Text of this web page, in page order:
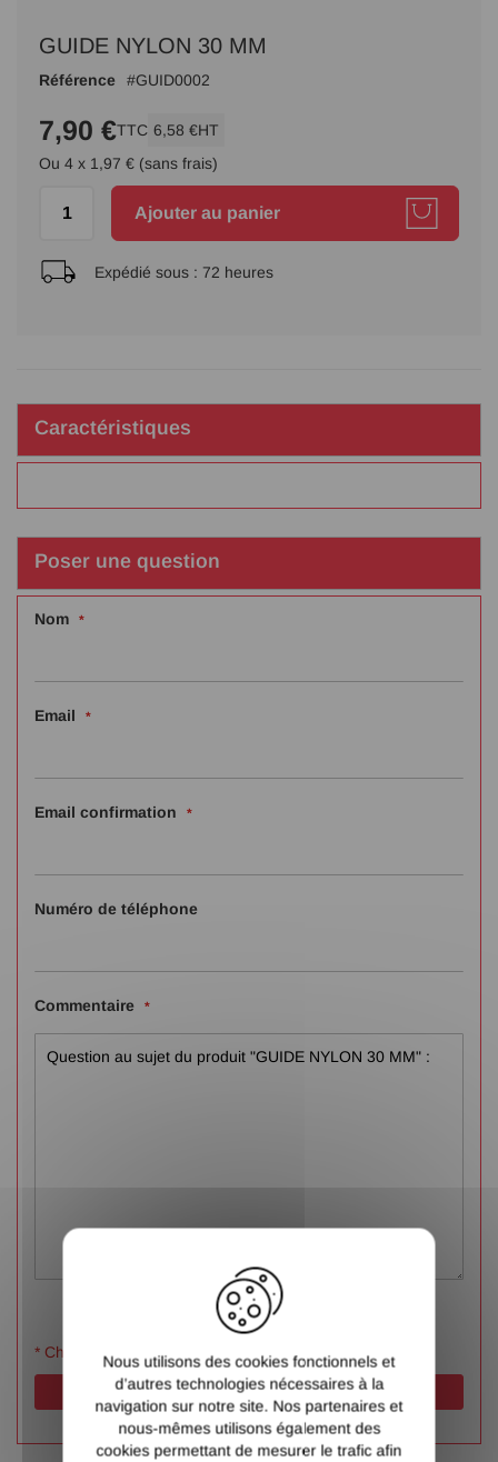
début
d’images
GUIDE NYLON 30 MM
Référence GUID0002
7,90 €TTC 6,58 €HT
Ou 4 x 1,97 € (sans frais)
Ajouter au panier
Expédié sous : 72 heures
Caractéristiques
Poser une question
Nom
Email
Email confirmation
Numéro de téléphone
Commentaire
* Champs obligatoires
Valider
Nous utilisons des cookies fonctionnels et
d’autres technologies nécessaires à la
navigation sur notre site. Nos partenaires et
nous-mêmes utilisons également des
cookies permettant de mesurer le trafic afin